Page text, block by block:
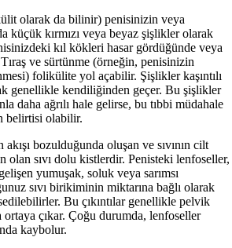
olarak da bilinir) penisinizin veya
küçük kırmızı veya beyaz şişlikler olarak
kıl kökleri hasar gördüğünde veya
ve sürtünme (örneğin, penisinizin
folikülite yol açabilir. Şişlikler kaşıntılı
genellikle kendiliğinden geçer. Bu şişlikler
daha ağrılı hale gelirse, bu tıbbi müdahale
belirtisi olabilir.
akışı bozulduğunda oluşan ve sıvının cilt
olan sıvı dolu kistlerdir. Penisteki lenfoseller,
yumuşak, soluk veya sarımsı
sıvı birikiminin miktarına bağlı olarak
Bu çıkıntılar genellikle pelvik
çıkar. Çoğu durumda, lenfoseller
kaybolur.